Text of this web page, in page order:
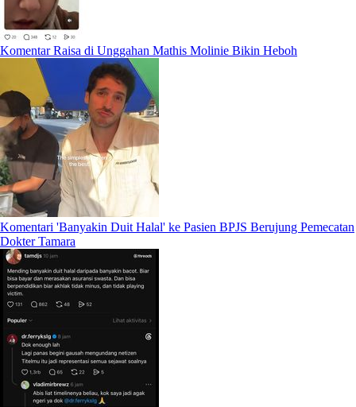
Komentar Raisa di Unggahan Mathis Molinie Bikin Heboh
Komentari 'Banyakin Duit Halal' ke Pasien BPJS Berujung Pemecatan
Dokter Tamara